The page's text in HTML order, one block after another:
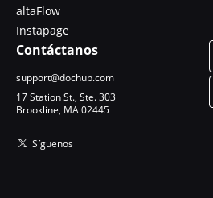
altaFlow
Instapage
Contáctanos
support@dochub.com
17 Station St., Ste. 303
Brookline, MA 02445
Síguenos